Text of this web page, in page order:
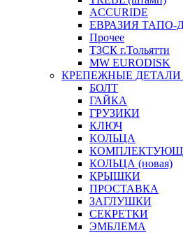
ACCURIDE
ЕВРАЗИЯ ТАПО-
Прочее
ТЗСК г.Тольятти
MW EURODISK
КРЕПЕЖНЫЕ
БОЛТ
ГАЙКА
ГРУЗИКИ
КЛЮЧ
КОЛЬЦА
КОМПЛЕКТУЮЩИЕ
КОЛЬЦА (новая)
КРЫШКИ
ПРОСТАВКА
ЗАГЛУШКИ
СЕКРЕТКИ
ЭМБЛЕМА